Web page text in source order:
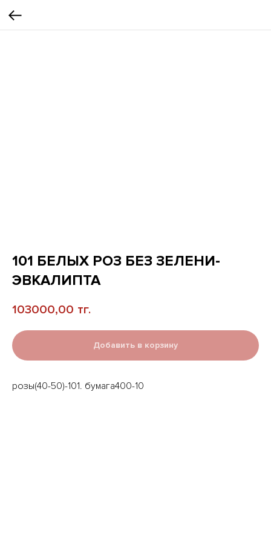
101 БЕЛЫХ РОЗ БЕЗ ЗЕЛЕНИ-
ЭВКАЛИПТА
103000,00 тг.
Добавить в корзину
розы(40-50)-101. бумага400-10